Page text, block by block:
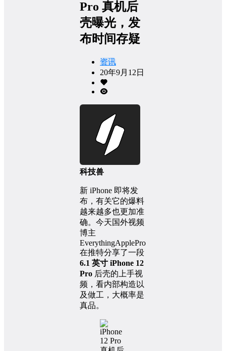
Pro 真机后
壳曝光，发
布时间存疑
资讯
20年9月12日
科技兽
新 iPhone 即将发
布，有关它的爆料
越来越多也更加准
确。今天国外视频
博主
EverythingApplePro
在推特分享了一段
6.1 英寸 iPhone 12
Pro 后壳的上手视
频，看内部构造以
及做工，大概率是
真品。